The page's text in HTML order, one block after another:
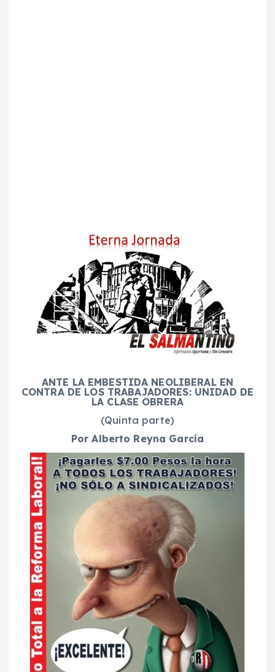
ANTE LA EMBESTIDA NEOLIBERAL EN
CONTRA DE LOS TRABAJADORES: UNIDAD DE
LA CLASE OBRERA
(Quinta parte)
Por Alberto Reyna García